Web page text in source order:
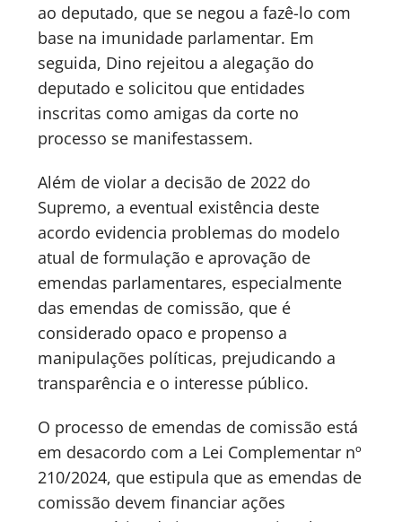
ao deputado, que se negou a fazê-lo com
base na imunidade parlamentar. Em
seguida, Dino rejeitou a alegação do
deputado e solicitou que entidades
inscritas como amigas da corte no
processo se manifestassem.
Além de violar a decisão de 2022 do
Supremo, a eventual existência deste
acordo evidencia problemas do modelo
atual de formulação e aprovação de
emendas parlamentares, especialmente
das emendas de comissão, que é
considerado opaco e propenso a
manipulações políticas, prejudicando a
transparência e o interesse público.
O processo de emendas de comissão está
em desacordo com a Lei Complementar nº
210/2024, que estipula que as emendas de
comissão devem financiar ações